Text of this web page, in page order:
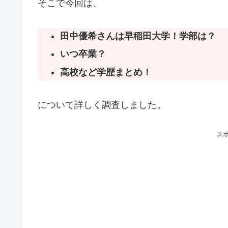
そこで今回は、
田中優希さんは早稲田大学！学部は？
いつ卒業？
高校など学歴まとめ！
について詳しく調査しました。
ス